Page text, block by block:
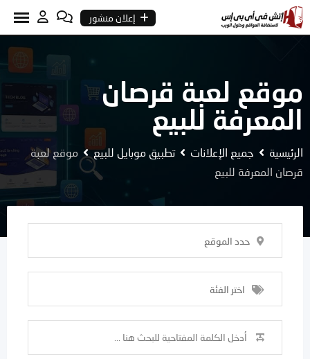
Skip
to
إعلان منشور
موقع لعبة قرصان
المعرفة للبيع
الرئيسية جميع الإعلانات تطبيق موبايل للبيع
موقع لعبة
قرصان المعرفة للبيع
حدد الموقع
اختر الفئة